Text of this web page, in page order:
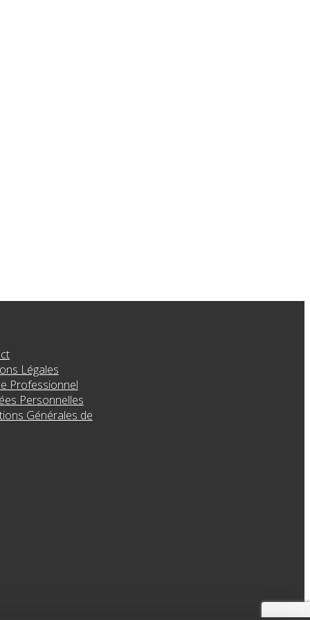
Légales
Professionnel
Personnelles
Générales de